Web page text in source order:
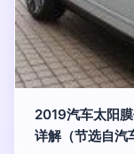
2019汽车太阳
详解（节选自汽